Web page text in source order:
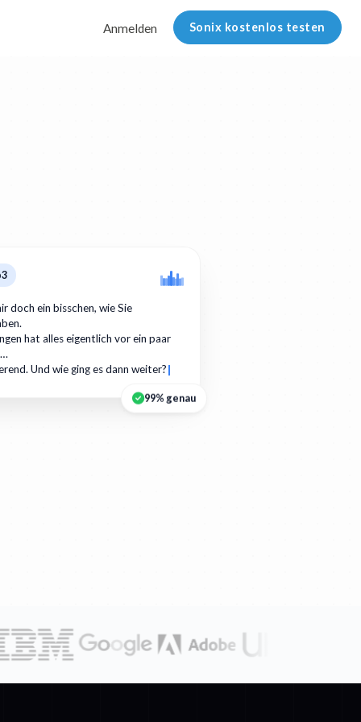
Anmelden Sonix kostenlos testen
doch ein bisschen, wie Sie
hat alles eigentlich vor ein paar
Und wie ging es dann weiter?
99% genau